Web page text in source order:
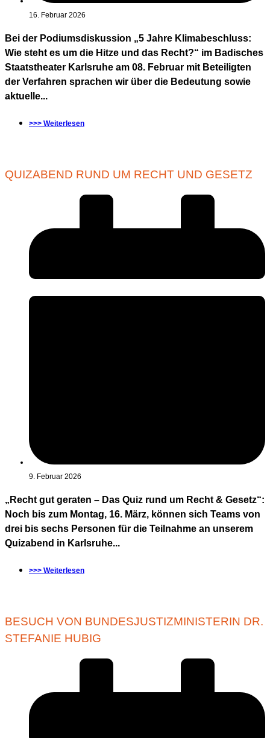
16. Februar 2026
Bei der Podiumsdiskussion „5 Jahre Klimabeschluss:
Wie steht es um die Hitze und das Recht?“ im Badisches
Staatstheater Karlsruhe am 08. Februar mit Beteiligten
der Verfahren sprachen wir über die Bedeutung sowie
aktuelle...
>>> Weiterlesen
QUIZABEND RUND UM RECHT UND GESETZ
9. Februar 2026
„Recht gut geraten – Das Quiz rund um Recht & Gesetz“:
Noch bis zum Montag, 16. März, können sich Teams von
drei bis sechs Personen für die Teilnahme an unserem
Quizabend in Karlsruhe...
>>> Weiterlesen
BESUCH VON BUNDESJUSTIZMINISTERIN DR.
STEFANIE HUBIG